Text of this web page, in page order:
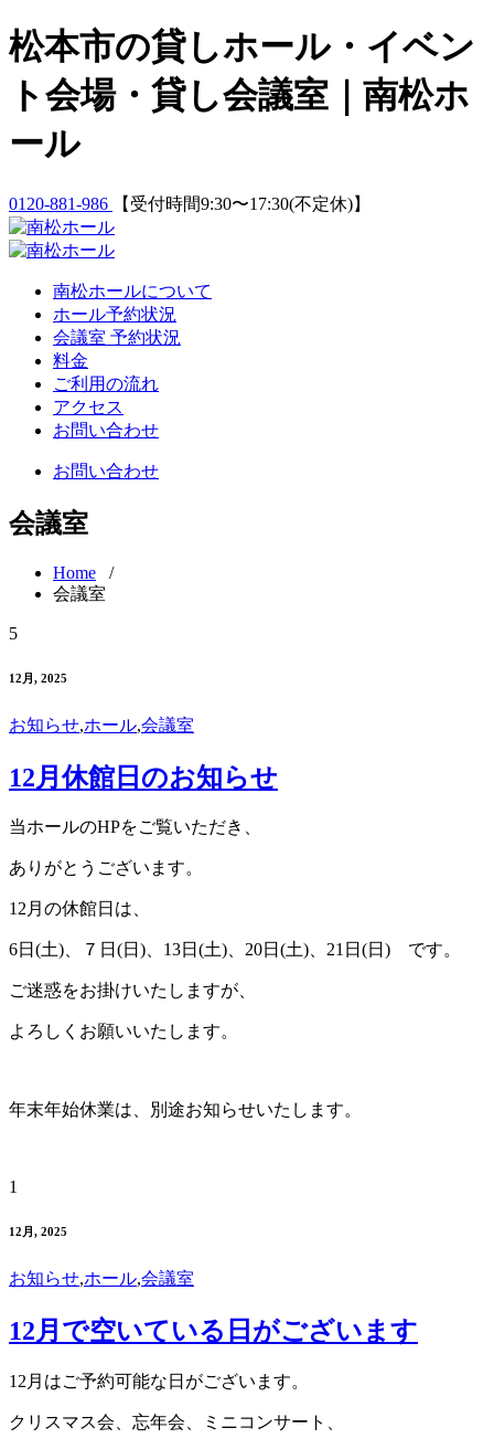
Skip
to
松本市の貸しホール・イベン
ト会場・貸し会議室｜南松ホ
ール
0120-881-986 【受付時間9:30〜17:30(不定休)】
南松ホールについて
ホール予約状況
会議室 予約状況
料金
ご利用の流れ
アクセス
お問い合わせ
お問い合わせ
会議室
Home /
会議室
5
12月, 2025
お知らせ,ホール,会議室
12月休館日のお知らせ
当ホールのHPをご覧いただき、
ありがとうございます。
12月の休館日は、
6日(土)、７日(日)、13日(土)、20日(土)、21日(日) です。
ご迷惑をお掛けいたしますが、
よろしくお願いいたします。
年末年始休業は、別途お知らせいたします。
1
12月, 2025
お知らせ,ホール,会議室
12月で空いている日がございます
12月はご予約可能な日がございます。
クリスマス会、忘年会、ミニコンサート、